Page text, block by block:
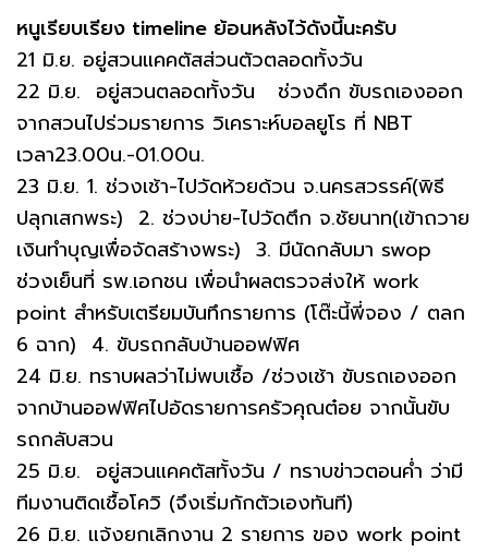
หนูเรียบเรียง timeline ย้อนหลังไว้ดังนี้นะครับ
21 มิ.ย. อยู่สวนแคคตัสส่วนตัวตลอดทั้งวัน
22 มิ.ย. อยู่สวนตลอดทั้งวัน ช่วงดึก ขับรถเองออก
จากสวนไปร่วมรายการ วิเคราะห์บอลยูโร ที่ NBT
เวลา23.00น.-01.00น.
23 มิ.ย. 1. ช่วงเช้า-ไปวัดห้วยด้วน จ.นครสวรรค์(พิธี
ปลุกเสกพระ) 2. ช่วงบ่าย-ไปวัดตึก จ.ชัยนาท(เข้าถวาย
เงินทำบุญเพื่อจัดสร้างพระ) 3. มีนัดกลับมา swop
ช่วงเย็นที่ รพ.เอกชน เพื่อนำผลตรวจส่งให้ work
point สำหรับเตรียมบันทึกรายการ (โต๊ะนี้พี่จอง / ตลก
6 ฉาก) 4. ขับรถกลับบ้านออฟฟิศ
24 มิ.ย. ทราบผลว่าไม่พบเชื้อ /ช่วงเช้า ขับรถเองออก
จากบ้านออฟฟิศไปอัดรายการครัวคุณต๋อย จากนั้นขับ
รถกลับสวน
25 มิ.ย. อยู่สวนแคคตัสทั้งวัน / ทราบข่าวตอนค่ำ ว่ามี
ทีมงานติดเชื้อโควิ (จึงเริ่มกักตัวเองทันที)
26 มิ.ย. แจ้งยกเลิกงาน 2 รายการ ของ work point